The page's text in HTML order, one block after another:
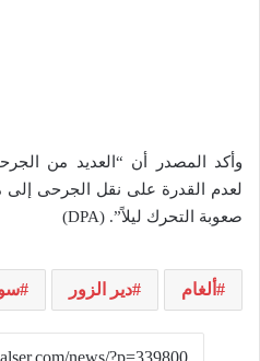
وأكد المصدر أن “العديد من
لعدم القدرة على نقل الجرحى
صعوبة التحرك ليلاً”. (DPA)
ألغام دير الزور